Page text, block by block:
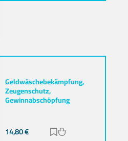
Geldwäschebekämpfung,
Zeugenschutz,
Gewinnabschöpfung
14,80€ Zur Merkliste